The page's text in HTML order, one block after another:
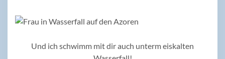
Und ich schwimm mit dir auch unterm eiskalten